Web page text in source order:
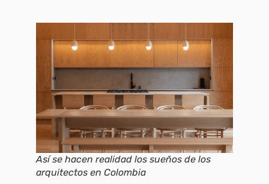
Así se hacen realidad los sueños de los
arquitectos en Colombia